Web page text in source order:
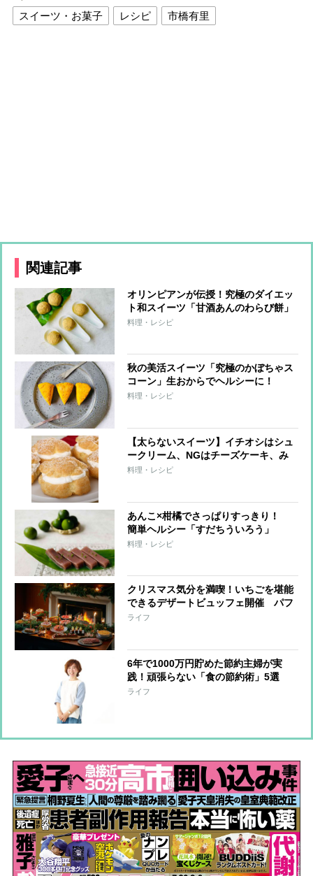
スイーツ・お菓子
レシピ 市橋有里
関連記事
オリンピアンが伝授！究極のダイエッ
ト和スイーツ「甘酒あんのわらび餅」
料理・レシピ
秋の美活スイーツ「究極のかぼちゃス
コーン」生おからでヘルシーに！
料理・レシピ
【太らないスイーツ】イチオシはシュ
ークリーム、NGはチーズケーキ、み
たらし団子
料理・レシピ
あんこ×柑橘でさっぱりすっきり！
簡単ヘルシー「すだちういろう」
料理・レシピ
クリスマス気分を満喫！いちごを堪能
できるデザートビュッフェ開催 パフ
ェ、タルト、パイ、ロールケーキも
ライフ
6年で1000万円貯めた節約主婦が実
践！頑張らない「食の節約術」5選
ライフ